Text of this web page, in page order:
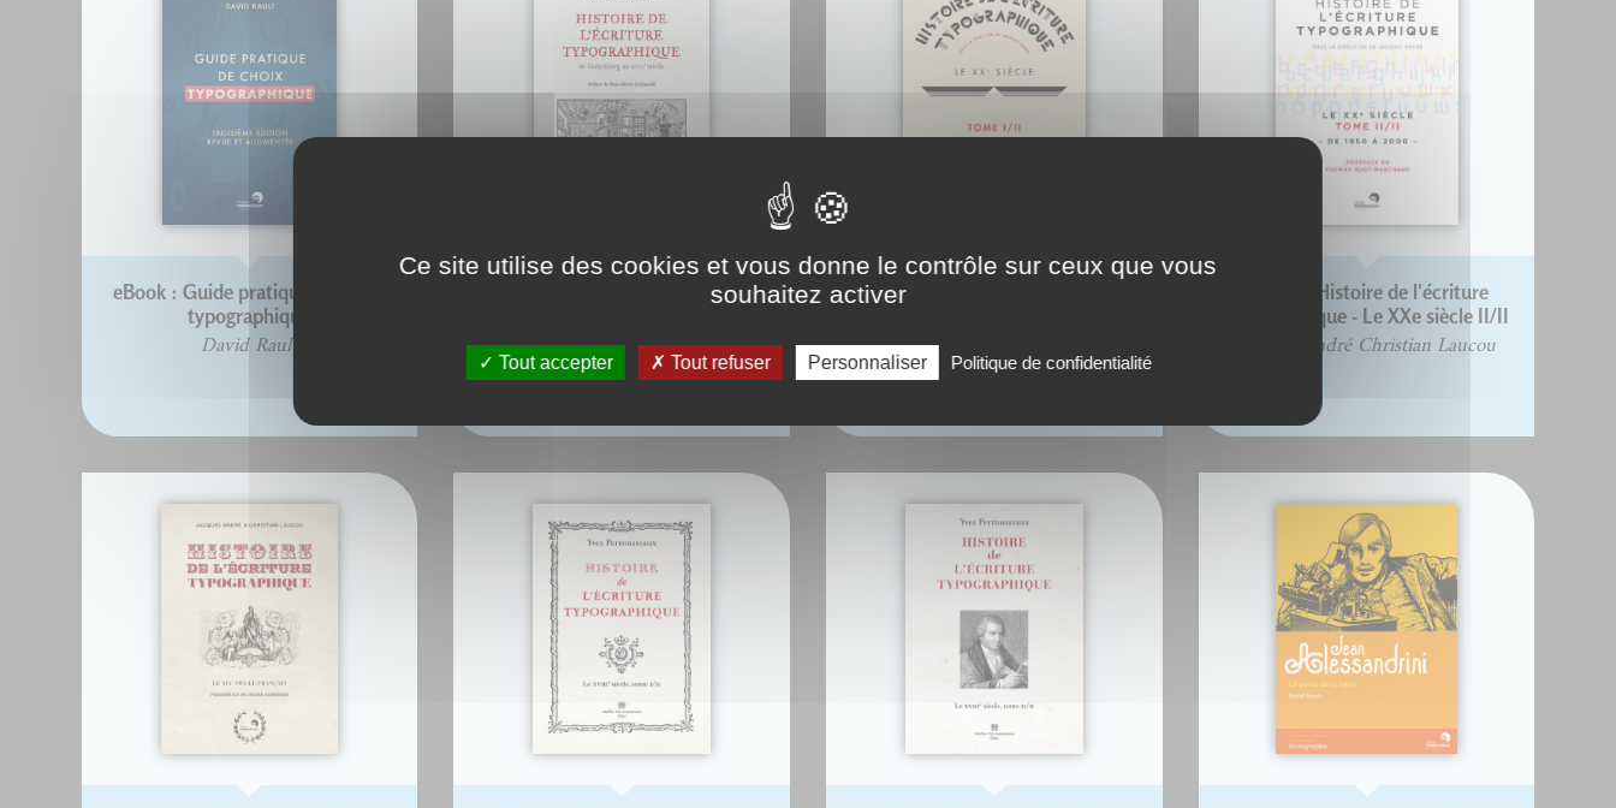
eBook : Guide pratique de choix
typographique
David Rault
Ebook : Histoire de l'Écriture
Yves Perrousseaux
Ebook : Histoire de l'écriture
Jacques André Christian Laucou
Ebook : Histoire de l'écriture
typographique - Le XXe siècle II/II
Jacques André Christian Laucou
Ce site utilise des cookies et vous donne le contrôle sur ceux que vous
souhaitez activer
Tout accepter Tout refuser Personnaliser Politique de confidentialité